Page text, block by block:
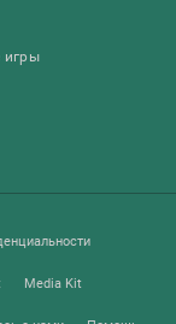
игры
Media Kit